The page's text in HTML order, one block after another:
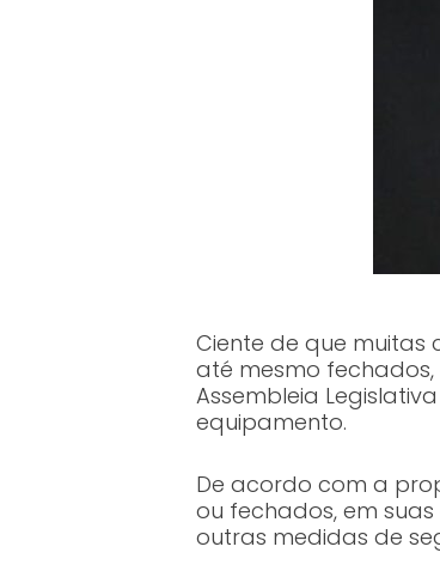
Ciente de que muitas
até mesmo
Assembleia
equipamento.
De acordo com a
ou fechados, em
outras medidas de